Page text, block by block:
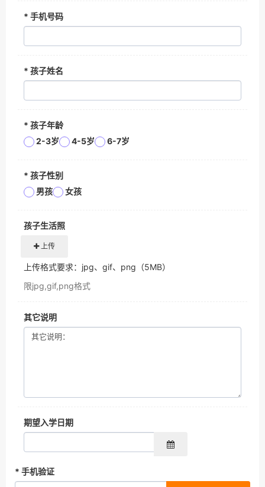
* 手机号码
* 孩子姓名
* 孩子年龄
2-3岁
4-5岁 6-7岁
* 孩子性别
男孩
女孩
孩子生活照
上传
上传格式要求：jpg、gif、png（5MB）
限jpg,gif,png格式
其它说明
期望入学日期
* 手机验证